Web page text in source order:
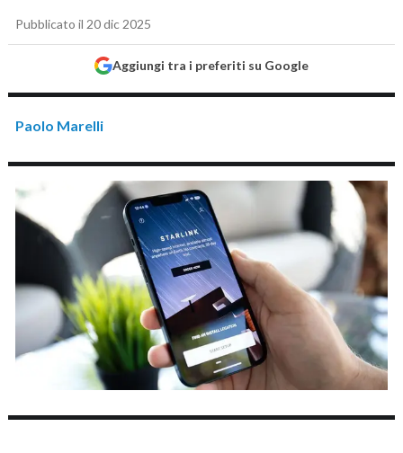
Pubblicato il 20 dic 2025
Aggiungi tra i preferiti su Google
Paolo Marelli